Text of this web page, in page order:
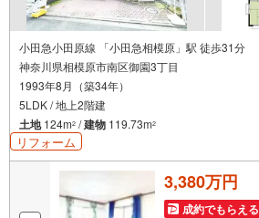
小田急小田原線 「小田急相模原」駅 徒歩31分
神奈川県相模原市南区御園3丁目
1993年8月（築34年）
5LDK / 地上2階建
土地124m2 /建物 119.73m2
リフォーム
3,380万円
成約でもらえる